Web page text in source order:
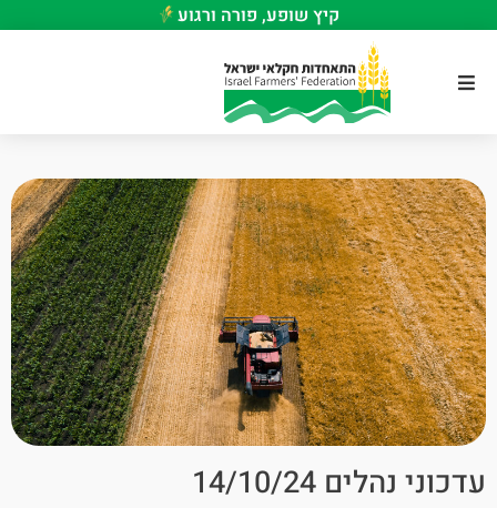
קיץ שופע, פורה ורגוע
עדכוני נהלים 14/10/24